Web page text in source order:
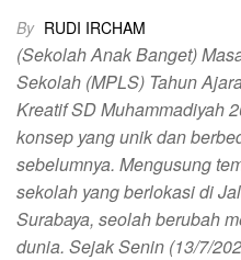
By RUDI IRCHAM
(Sekolah Anak Banget)
Sekolah (MPLS) Tahun
Kreatif SD Muhammadiyah
konsep yang unik dan
sebelumnya. Mengusung
sekolah yang berlokasi di
Surabaya, seolah berubah
dunia. Sejak Senin (13/7/